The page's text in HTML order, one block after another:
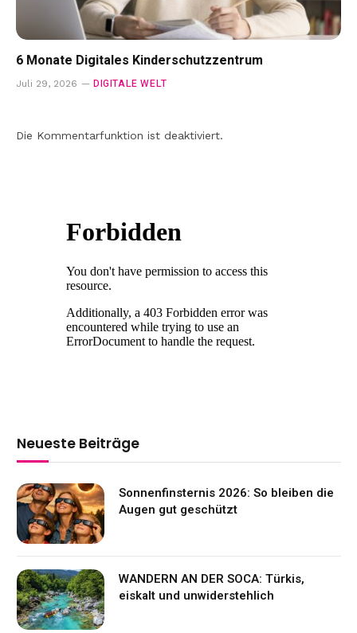
6 Monate Digitales Kinderschutzzentrum
Juli 29, 2026 DIGITALE WELT
Die Kommentarfunktion ist deaktiviert.
Neueste Beiträge
Sonnenfinsternis 2026: So bleiben die
Augen gut geschützt
WANDERN AN DER SOCA: Türkis,
eiskalt und unwiderstehlich